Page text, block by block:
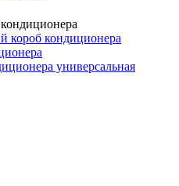
короб кондиционера
универсальная